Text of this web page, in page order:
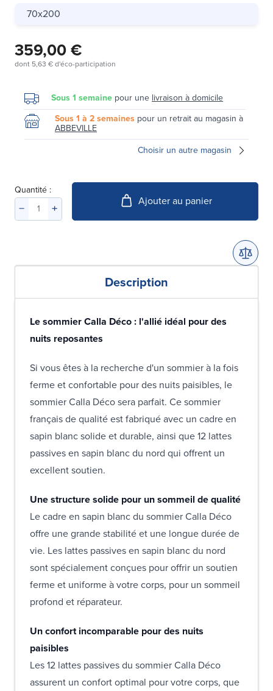
70x200
359,00 €
dont 5,63 €d'éco-participation
Sous 1 semaine pour une livraison à domicile
Sous 1 à 2 semaines pour un retrait au magasin à
ABBEVILLE
Choisir un autre magasin
Quantité :
Ajouter au panier
Description
Le sommier Calla Déco : l'allié idéal pour des
nuits reposantes
Si vous êtes à la recherche d'un sommier à la fois
ferme et confortable pour des nuits paisibles, le
sommier Calla Déco sera parfait. Ce sommier
français de qualité est fabriqué avec un cadre en
sapin blanc solide et durable, ainsi que 12 lattes
passives en sapin blanc du nord qui offrent un
excellent soutien.
Une structure solide pour un sommeil de qualité
Le cadre en sapin blanc du sommier Calla Déco
offre une grande stabilité et une longue durée de
vie. Les lattes passives en sapin blanc du nord
sont spécialement conçues pour offrir un soutien
ferme et uniforme à votre corps, pour un sommeil
profond et réparateur.
Un confort incomparable pour des nuits
paisibles
Les 12 lattes passives du sommier Calla Déco
assurent un confort optimal pour votre corps, que